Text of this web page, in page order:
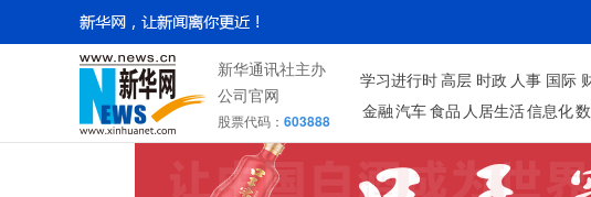
新华通讯社主办
公司官网
股票代码： 603888
学习进行时高层 时政 人事 国际
金融汽车食品 人居生活信息化